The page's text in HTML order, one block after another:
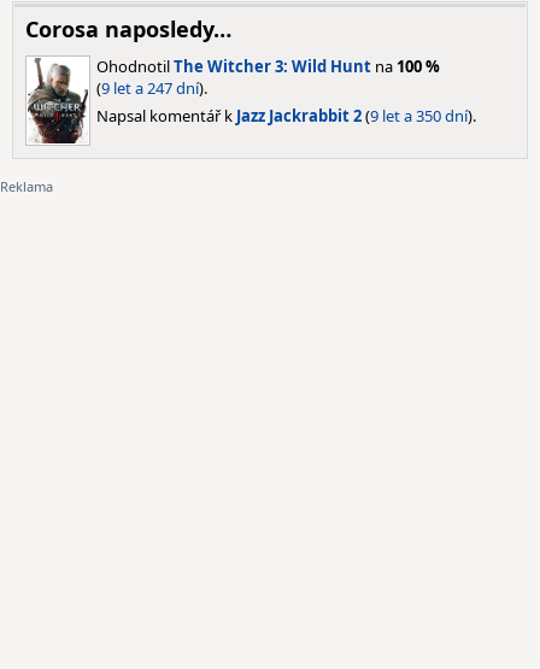
Corosa naposledy…
OhodnotilThe Witcher 3: Wild Hunt na 100 %
(9 let a 247 dní).
Napsal komentář k Jazz Jackrabbit 2(9 let a 350 dní).